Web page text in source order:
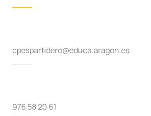
cpespartidero@educa.aragon.es
976 58 20 61